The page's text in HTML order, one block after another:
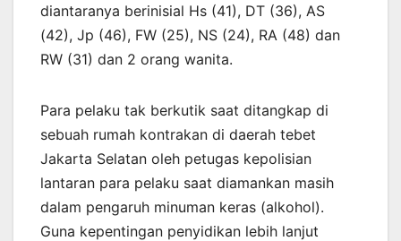
diantaranya berinisial Hs (41), DT (36), AS
(42), Jp (46), FW (25), NS (24), RA (48) dan
RW (31) dan 2 orang wanita.
Para pelaku tak berkutik saat ditangkap di
sebuah rumah kontrakan di daerah tebet
Jakarta Selatan oleh petugas kepolisian
lantaran para pelaku saat diamankan masih
dalam pengaruh minuman keras (alkohol).
Guna kepentingan penyidikan lebih lanjut